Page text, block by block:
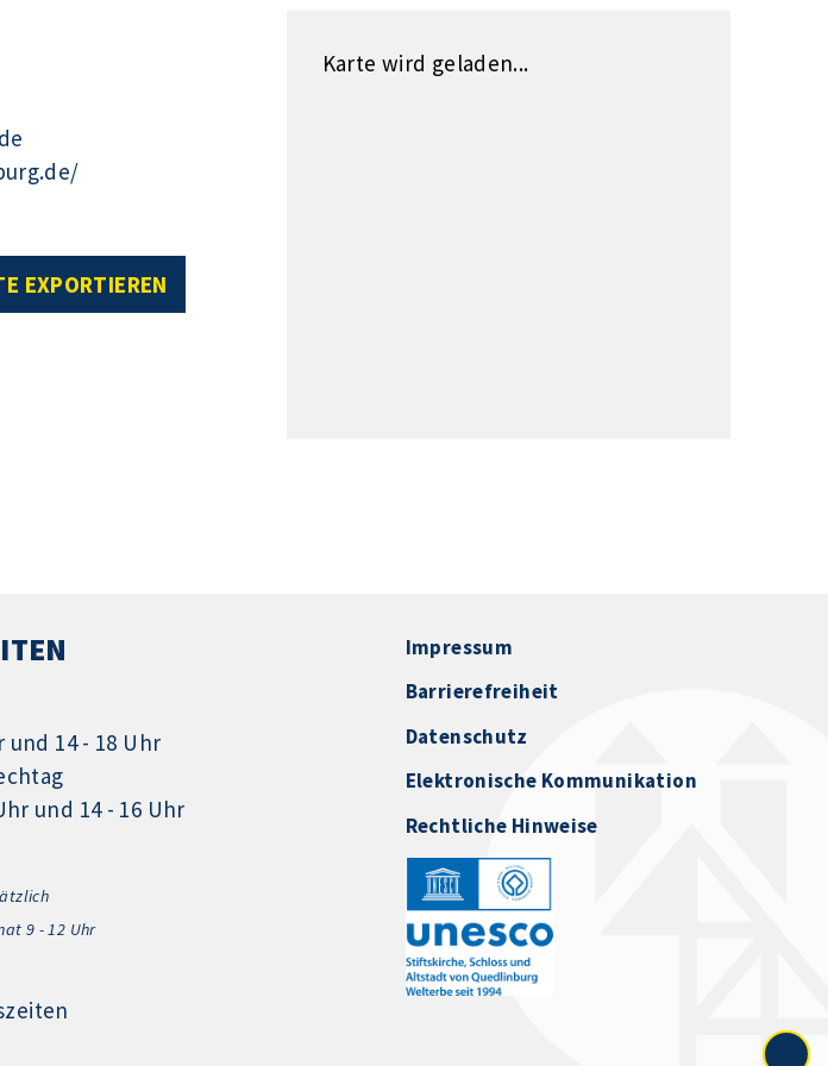
EXPORTIEREN
Karte wird geladen...
und 14 - 18 Uhr
und 14 - 16 Uhr
9 - 12 Uhr
Impressum
Barrierefreiheit
Datenschutz
Elektronische Kommunikation
Rechtliche Hinweise